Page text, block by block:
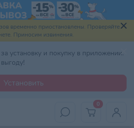
временно приостановлены. Проверяйте
Приносим извинения.
установку и покупку в приложении.
Установить
0